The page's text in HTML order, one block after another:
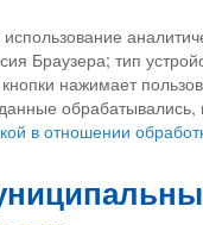
Браузера; тип
нажимает
обрабатывались,
в отношении